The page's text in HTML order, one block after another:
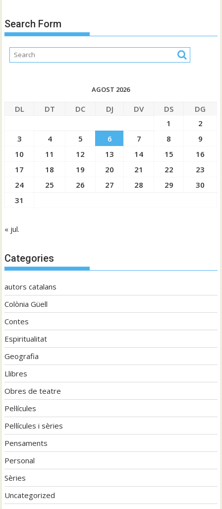
Search Form
AGOST 2026
DL DT DC DJ DV DS
DG
1
2
3
4 5 6 7 8
9
10
11 12 13 14 15
16
17
18 19 20 21 22
23
24
25 26 27 28 29
30
31
« jul.
Categories
autors catalans
Colònia Güell
Contes
Espiritualitat
Geografia
Llibres
Obres de teatre
Pel·lícules
Pel·lícules i sèries
Pensaments
Personal
Sèries
Uncategorized